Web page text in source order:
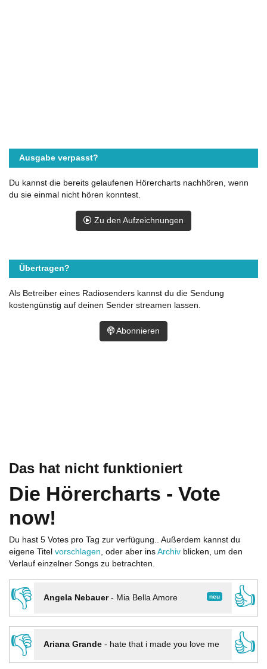
Das hat nicht funktioniert
Die Hörercharts - Vote
now!
Du hast 5 Votes pro Tag zur verfügung.. Außerdem kannst du
eigene Titel vorschlagen, oder aber ins Archiv blicken, um den
Verlauf einzelner Songs zu betrachten.
👎 neu
Angela Nebauer- Mia Bella Amore
👍
👎
Ariana Grande- hate that i made you love me
👍
Ausgabe verpasst?
Du kannst die bereits gelaufenen Hörercharts nachhören, wenn
du sie einmal nicht hören konntest.
Zu den Aufzeichnungen
Übertragen?
Als Betreiber eines Radiosenders kannst du die Sendung
kostengünstig auf deinen Sender streamen lassen.
Abonnieren